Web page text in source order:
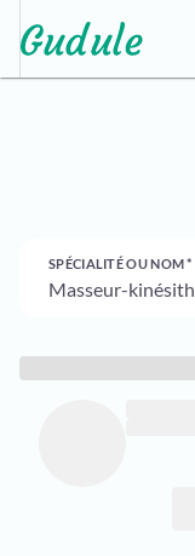
SPÉCIALITÉ OU NOM